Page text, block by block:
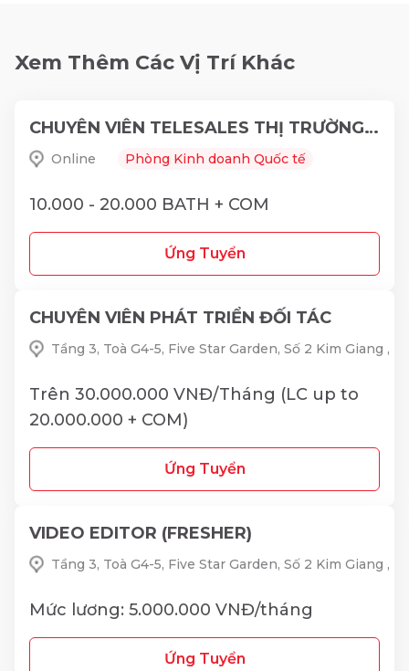
Xem Thêm Các Vị Trí Khác
CHUYÊN VIÊN TELESALES THỊ TRƯỜNG THÁI LAN
Online Phòng Kinh doanh Quốc tế
10.000 - 20.000 BATH + COM
Ứng Tuyển
CHUYÊN VIÊN PHÁT TRIỂN ĐỐI TÁC
Tầng 3, Toà G4-5, Five Star Garden, Số 2 Kim Giang ,
Trên 30.000.000 VNĐ/Tháng (LC up to
20.000.000 + COM)
Ứng Tuyển
VIDEO EDITOR (FRESHER)
Tầng 3, Toà G4-5, Five Star Garden, Số 2 Kim Giang ,
Mức lương: 5.000.000 VNĐ/tháng
Ứng Tuyển